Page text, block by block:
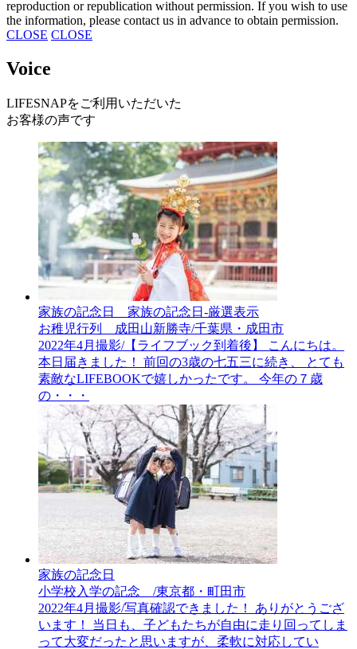
reproduction or republication without permission. If you wish to use
the information, please contact us in advance to obtain permission.
CLOSE CLOSE
Voice
LIFESNAPをご利用いただいた
お客様の声です
家族の記念日__家族の記念日-厳選表示
お稚児行列 成田山新勝寺/千葉県・成田市
2022年4月撮影/【ライフブック到着後】 こんにちは。
本日届きました！ 前回の3歳の七五三に続き、 とても
素敵なLIFEBOOKで嬉しかったです。 今年の７歳
の・・・
家族の記念日
小学校入学の記念 /東京都・町田市
2022年4月撮影/写真確認できました！ ありがとうござ
います！ 当日も、子どもたちが自由に走り回ってしま
って大変だったと思いますが、柔軟に対応してい